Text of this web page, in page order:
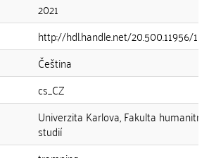
2021
http://hdl.handle.net/20.500.11956/
Čeština
cs_CZ
Univerzita Karlova, Fakulta
studií